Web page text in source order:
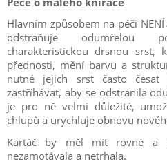
Hlavním způsobem na péči
odstraňuje odumřelou
charakteristickou drsnou
přednosti, mění barvu a
nutné jejich srst často
zastříhávat, aby se odstranila
je pro ně velmi důležité,
chlupů a urychluje obnovu
Kartáč by měl mít rovné a
nezamotávala a netrhala.